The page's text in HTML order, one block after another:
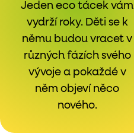
Jeden eco tácek vám
vydrží roky. Děti se k
němu budou vracet v
různých fázích svého
vývoje a pokaždé v
něm objeví něco
nového.